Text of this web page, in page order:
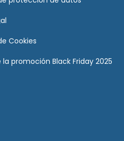
Cookies
la promoción Black Friday 2025